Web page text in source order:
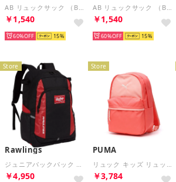
AB リュックサック （BRD）
￥1,540
60% 15
AB リュックサック （BWT）
￥1,540
60% 15
Store
Rawlings
ジュニアバックパック 33L ブラック/レッド （ブラック/レッド）
￥4,950
Store
PUMA
リュック キッズ リュックサック バッグ 男の子 女の子 小学生低学年 ブランド 軽量 軽い 旅行 シンプル スポーツ おしゃれ カジュアル こども B5 13L エッセンシャル 091331 （ピーチフロスト）
￥3,784